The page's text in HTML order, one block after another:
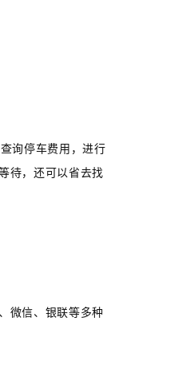
询停车费用，进行
待，还可以省去找
微信、银联等多种